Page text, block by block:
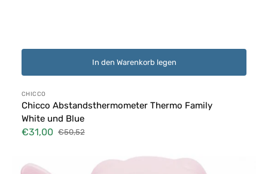
In den Warenkorb legen
Anbieter:
CHICCO
Chicco Abstandsthermometer Thermo Family
White und Blue
Verkaufspreis
€31,00
Normaler
€50,52
Chicco